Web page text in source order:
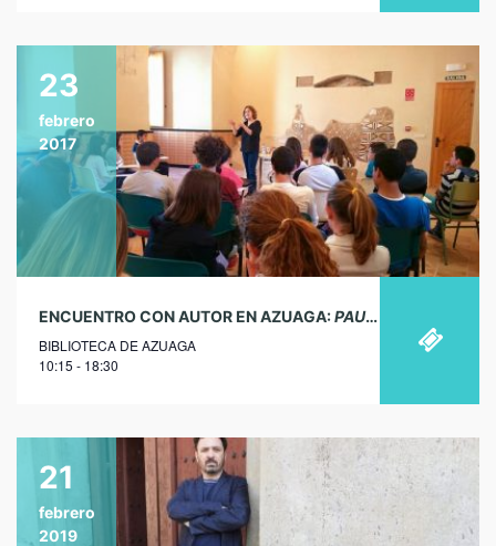
23
febrero
2017
ENCUENTRO CON AUTOR EN AZUAGA:PAULA CARBALLEIRA
BIBLIOTECA DE AZUAGA
10:15 - 18:30
21
febrero
2019